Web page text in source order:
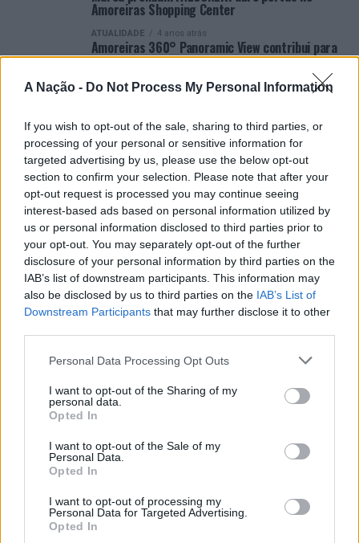
A Nação - Do Not Process My Personal Information
If you wish to opt-out of the sale, sharing to third parties, or
processing of your personal or sensitive information for
targeted advertising by us, please use the below opt-out
section to confirm your selection. Please note that after your
opt-out request is processed you may continue seeing
interest-based ads based on personal information utilized by
us or personal information disclosed to third parties prior to
your opt-out. You may separately opt-out of the further
disclosure of your personal information by third parties on the
IAB’s list of downstream participants. This information may
also be disclosed by us to third parties on the IAB’s List of
Downstream Participants that may further disclose it to other
Personal Data Processing Opt Outs
I want to opt-out of the Sharing of my
personal data.
Opted In
I want to opt-out of the Sale of my
Personal Data.
Opted In
I want to opt-out of processing my
Personal Data for Targeted Advertising.
Opted In
Amoreiras Shopping Center
ATUALIDADE 4 anos atrás
Amoreiras 360° Panoramic View contribui para
realizar desejos com a Fundação Make-a-Wish
ATUALIDADE 4 anos atrás
“Amoreiras Shopping Day”: um dia cheio de
ATUALIDADE
Amoreiras Shopping Day regressa com Cuca
Roseta e muita animação
ATUALIDADE 4 anos atrás
Amoreiras 360° Panoramic View, Instanta
Fotografia e Fuji procuram a melhor fotografia
de Lisboa
com vitória do francês Luca Van Assche
promete afirmar artesanato, património e inovação como
“motores de desenvolvimento económico e cultural” do
município português
Covilhã: Especialista aponta investimento estrangeiro e
valorização imobiliária como motores do crescimento da